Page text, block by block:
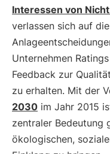
Interessen von
verlassen sich auf
Unternehmen
Feedback zur
zu erhalten. Mit der
2030 im Jahr 2015
zentraler Bedeutung
ökologischen,